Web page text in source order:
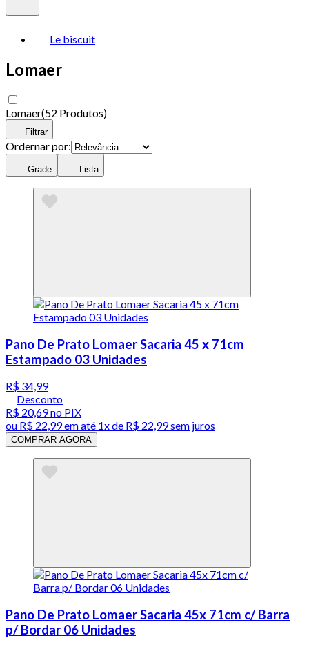
Le biscuit
Lomaer
Lomaer(52 Produtos)
Filtrar
Ordernar por:
Grade Lista
Pano De Prato Lomaer Sacaria 45 x 71cm
Estampado 03 Unidades
R$ 34,99
Desconto
R$ 20,69no PIX
ou R$ 22,99em até 1x de R$ 22,99sem juros
COMPRAR AGORA
Pano De Prato Lomaer Sacaria 45x 71cm c/ Barra
p/ Bordar 06 Unidades